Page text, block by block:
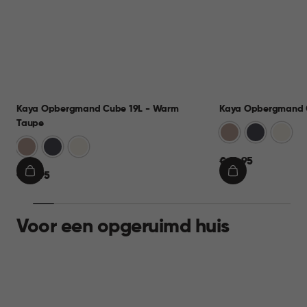
Kaya Opbergmand Cube 19L - Warm
Taupe
Warm
Taupe
Antraciet
€€ 12,95
IN
Kaya Opbergmand
WarmAntraciet
€
12,95
€ 12,95
IN
Voor een opgeruimd huis